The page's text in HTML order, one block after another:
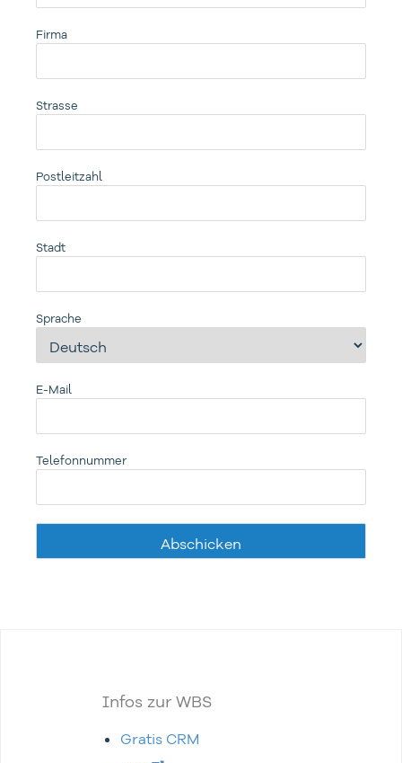
Firma
Strasse
Postleitzahl
Stadt
Sprache
E-Mail
Telefonnummer
Infos zur WBS
Gratis CRM